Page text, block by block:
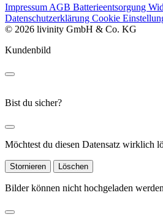
Impressum AGB Batterieentsorgung
Datenschutzerklärung Cookie
© 2026 livinity GmbH & Co. KG
Kundenbild
Bist du sicher?
Möchtest du diesen Datensatz wirklich
Stornieren Löschen
Bilder können nicht hochgeladen werden